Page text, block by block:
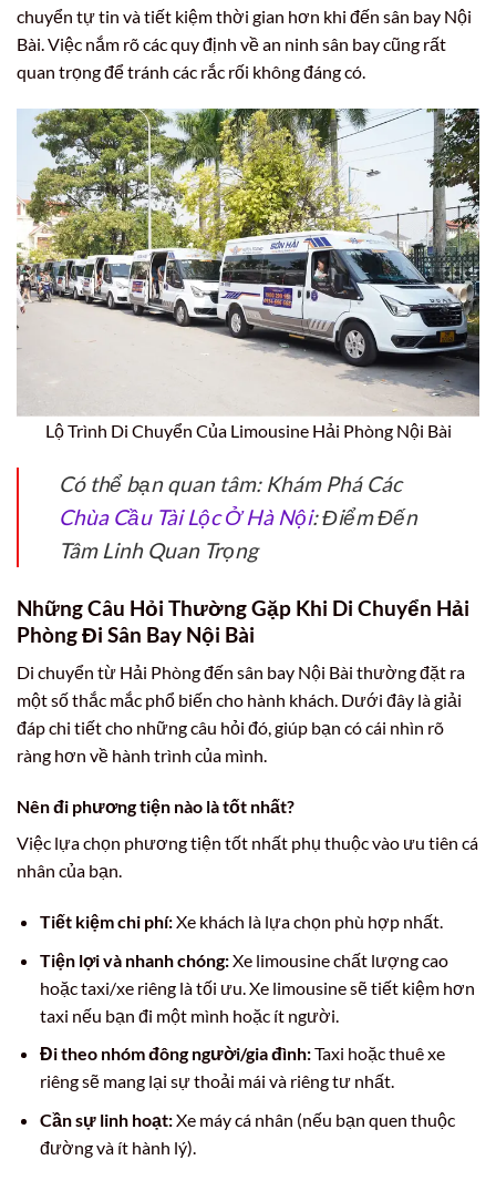
chuyển tự tin và tiết kiệm thời gian hơn khi đến sân bay Nội
Bài. Việc nắm rõ các quy định về an ninh sân bay cũng rất
quan trọng để tránh các rắc rối không đáng có.
Lộ Trình Di Chuyển Của Limousine Hải Phòng Nội Bài
Có thể bạn quan tâm: Khám Phá Các
Chùa Cầu Tài Lộc Ở Hà Nội: Điểm Đến
Tâm Linh Quan Trọng
Những Câu Hỏi Thường Gặp Khi Di Chuyển Hải
Phòng Đi Sân Bay Nội Bài
Di chuyển từ Hải Phòng đến sân bay Nội Bài thường đặt ra
một số thắc mắc phổ biến cho hành khách. Dưới đây là giải
đáp chi tiết cho những câu hỏi đó, giúp bạn có cái nhìn rõ
ràng hơn về hành trình của mình.
Nên đi phương tiện nào là tốt nhất?
Việc lựa chọn phương tiện tốt nhất phụ thuộc vào ưu tiên cá
nhân của bạn.
Tiết kiệm chi phí:Xe khách là lựa chọn phù hợp nhất.
Tiện lợi và nhanh chóng:Xe limousine chất lượng cao
hoặc taxi/xe riêng là tối ưu. Xe limousine sẽ tiết kiệm hơn
taxi nếu bạn đi một mình hoặc ít người.
Đi theo nhóm đông người/gia đình:Taxi hoặc thuê xe
riêng sẽ mang lại sự thoải mái và riêng tư nhất.
Cần sự linh hoạt:Xe máy cá nhân (nếu bạn quen thuộc
đường và ít hành lý).